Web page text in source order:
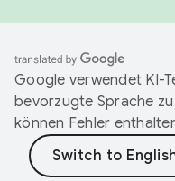
Google verwendet KI-
bevorzugte Sprache
können Fehler